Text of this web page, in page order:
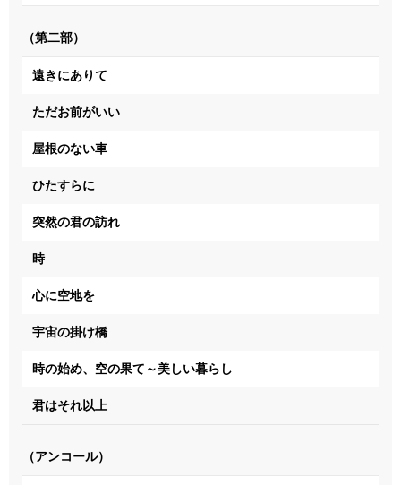
（第二部）
遠きにありて
ただお前がいい
屋根のない車
ひたすらに
突然の君の訪れ
時
心に空地を
宇宙の掛け橋
時の始め、空の果て～美しい暮らし
君はそれ以上
（アンコール）